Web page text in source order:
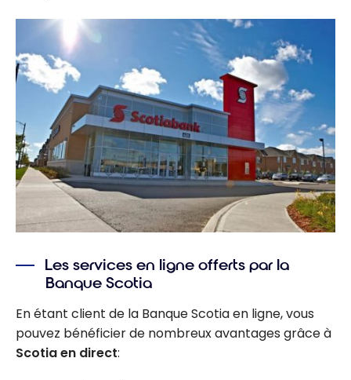
Les services en ligne offerts par la
Banque Scotia
En étant client de la Banque Scotia en ligne, vous
pouvez bénéficier de nombreux avantages grâce à
Scotia en direct: